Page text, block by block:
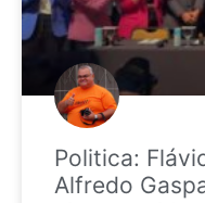
Politica:
Alfredo